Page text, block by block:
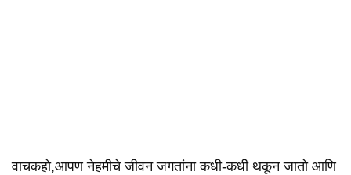
वाचकहो,आपण नेहमीचे जीवन जगतांना कधी-कधी थकून जातो आणि